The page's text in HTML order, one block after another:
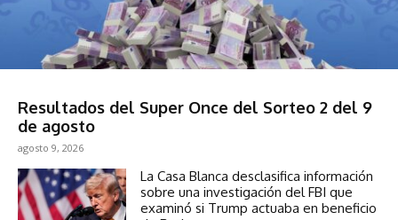
Resultados del Super Once del Sorteo 2 del 9
de agosto
agosto 9, 2026
La Casa Blanca desclasifica información
sobre una investigación del FBI que
examinó si Trump actuaba en beneficio